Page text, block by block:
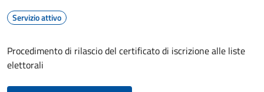
Servizio attivo
Procedimento di rilascio del certificato di iscrizione alle liste
elettorali